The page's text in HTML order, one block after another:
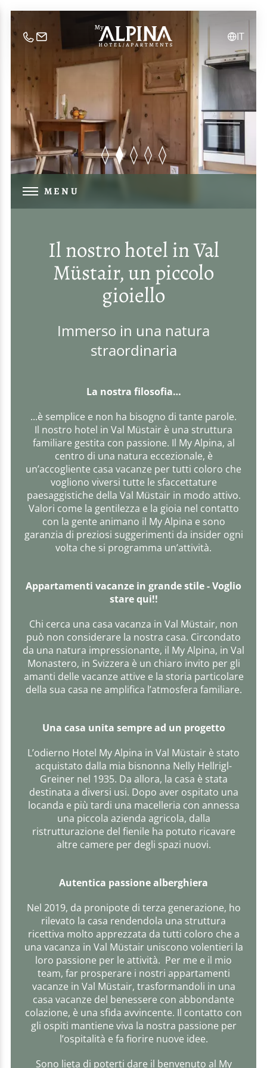
DE
EN
IT
MENU
Il nostro hotel in Val
Müstair, un piccolo
gioiello
Immerso in una natura
straordinaria
La nostra filosofia…
...è semplice e non ha bisogno di tante parole.
Il nostro hotel in Val Müstair è una struttura
familiare gestita con passione. Il My Alpina, al
centro di una natura eccezionale, è
un’accogliente casa vacanze per tutti coloro che
vogliono viversi tutte le sfaccettature
paesaggistiche della Val Müstair in modo attivo.
Valori come la gentilezza e la gioia nel contatto
con la gente animano il My Alpina e sono
garanzia di preziosi suggerimenti da insider ogni
volta che si programma un’attività.
Appartamenti vacanze in grande stile - Voglio
stare qui!!
Chi cerca una casa vacanza in Val Müstair, non
può non considerare la nostra casa. Circondato
da una natura impressionante, il My Alpina, in Val
Monastero, in Svizzera è un chiaro invito per gli
amanti delle vacanze attive e la storia particolare
della sua casa ne amplifica l’atmosfera familiare.
Una casa unita sempre ad un progetto
L’odierno Hotel My Alpina in Val Müstair è stato
acquistato dalla mia bisnonna Nelly Hellrigl-
Greiner nel 1935. Da allora, la casa è stata
destinata a diversi usi. Dopo aver ospitato una
locanda e più tardi una macelleria con annessa
una piccola azienda agricola, dalla
ristrutturazione del fienile ha potuto ricavare
altre camere per degli spazi nuovi.
Autentica passione alberghiera
Nel 2019, da pronipote di terza generazione, ho
rilevato la casa rendendola una struttura
ricettiva molto apprezzata da tutti coloro che a
una vacanza in Val Müstair uniscono volentieri la
loro passione per le attività. Per me e il mio
team, far prosperare i nostri appartamenti
vacanze in Val Müstair, trasformandoli in una
casa vacanze del benessere con abbondante
colazione, è una sfida avvincente. Il contatto con
gli ospiti mantiene viva la nostra passione per
l’ospitalità e fa fiorire nuove idee.
Sono lieta di poterti dare il benvenuto al My